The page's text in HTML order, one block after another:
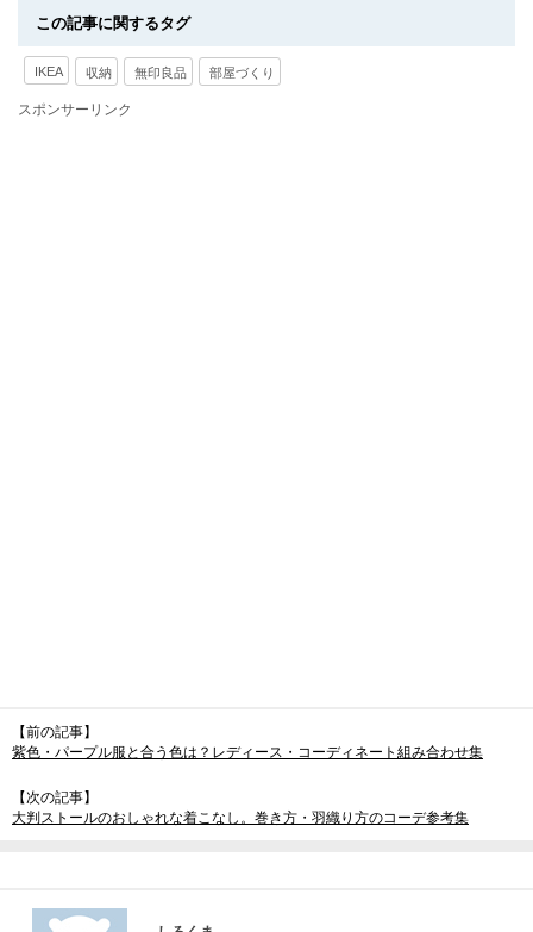
この記事に関するタグ
IKEA 収納 無印良品 部屋づくり
スポンサーリンク
【前の記事】
紫色・パープル服と合う色は？レディース・コーディネート組み合わせ集
【次の記事】
大判ストールのおしゃれな着こなし。巻き方・羽織り方のコーデ参考集